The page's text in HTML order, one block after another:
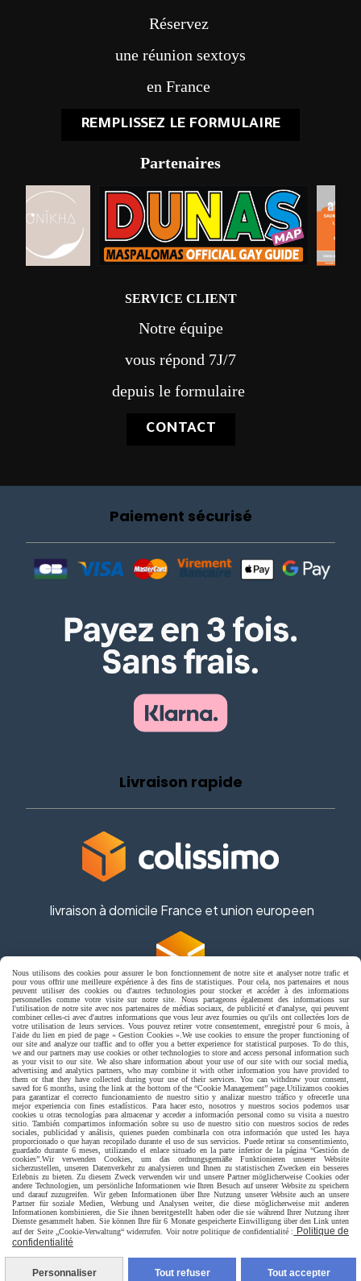
Réservez
une réunion sextoys
en France
REMPLISSEZ LE FORMULAIRE
Partenaires
SERVICE CLIENT
Notre équipe
vous répond 7J/7
depuis le formulaire
CONTACT
Paiement sécurisé
Livraison rapide
livraison à domicile France et union europeen
livraison en point relais France
Facebook est désactivé. Autoriser
jpsexshop
Mentions Légales
Conditions générales de vente
Se rétracter
Politique de confidentialité
Gestion cookies
Mon Compte
Nous utilisons des cookies pour assurer le bon fonctionnement de notre site et analyser notre trafic et
pour vous offrir une meilleure expérience à des fins de statistiques. Pour cela, nos partenaires et nous
peuvent utiliser des cookies ou d'autres technologies pour stocker et accéder à des informations
personnelles comme votre visite sur notre site. Nous partageons également des informations sur
l'utilisation de notre site avec nos partenaires de médias sociaux, de publicité et d'analyse, qui peuvent
combiner celles-ci avec d'autres informations que vous leur avez fournies ou qu'ils ont collectées lors de
votre utilisation de leurs services. Vous pouvez retirer votre consentement, enregistré pour 6 mois, à
l'aide du lien en pied de page « Gestion Cookies ». We use cookies to ensure the proper functioning of
our site and analyze our traffic and to offer you a better experience for statistical purposes. To do this,
we and our partners may use cookies or other technologies to store and access personal information such
as your visit to our site. We also share information about your use of our site with our social media,
advertising and analytics partners, who may combine it with other information you have provided to
them or that they have collected during your use of their services. You can withdraw your consent,
saved for 6 months, using the link at the bottom of the “Cookie Management” page. Utilizamos cookies
para garantizar el correcto funcionamiento de nuestro sitio y analizar nuestro tráfico y ofrecerle una
mejor experiencia con fines estadísticos. Para hacer esto, nosotros y nuestros socios podemos usar
cookies u otras tecnologías para almacenar y acceder a información personal como su visita a nuestro
sitio. También compartimos información sobre su uso de nuestro sitio con nuestros socios de redes
sociales, publicidad y análisis, quienes pueden combinarla con otra información que usted les haya
proporcionado o que hayan recopilado durante el uso de sus servicios. Puede retirar su consentimiento,
guardado durante 6 meses, utilizando el enlace situado en la parte inferior de la página “Gestión de
cookies”. Wir verwenden Cookies, um das ordnungsgemäße Funktionieren unserer Website
sicherzustellen, unseren Datenverkehr zu analysieren und Ihnen zu statistischen Zwecken ein besseres
Erlebnis zu bieten. Zu diesem Zweck verwenden wir und unsere Partner möglicherweise Cookies oder
andere Technologien, um persönliche Informationen wie Ihren Besuch auf unserer Website zu speichern
und darauf zuzugreifen. Wir geben Informationen über Ihre Nutzung unserer Website auch an unsere
Partner für soziale Medien, Werbung und Analysen weiter, die diese möglicherweise mit anderen
Informationen kombinieren, die Sie ihnen bereitgestellt haben oder die sie während Ihrer Nutzung ihrer
Dienste gesammelt haben. Sie können Ihre für 6 Monate gespeicherte Einwilligung über den Link unten
auf der Seite „Cookie-Verwaltung“ widerrufen. Voir notre politique de confidentialité :
Politique de
confidentialité
Personnaliser Tout refuser Tout accepter